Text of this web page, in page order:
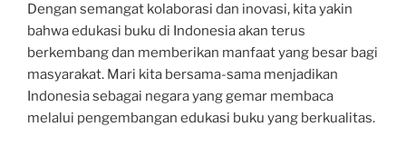
Dengan semangat kolaborasi dan inovasi, kita yakin
bahwa edukasi buku di Indonesia akan terus
berkembang dan memberikan manfaat yang besar bagi
masyarakat. Mari kita bersama-sama menjadikan
Indonesia sebagai negara yang gemar membaca
melalui pengembangan edukasi buku yang berkualitas.